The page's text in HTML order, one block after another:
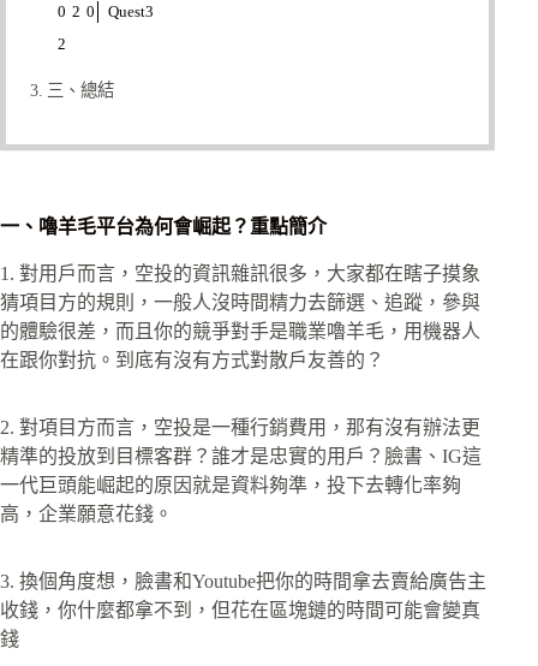
Quest3
三、總結
一、嚕羊毛平台為何會崛起？重點簡介
1. 對用戶而言，空投的資訊雜訊很多，大家都在瞎子摸象
猜項目方的規則，一般人沒時間精力去篩選、追蹤，參與
的體驗很差，而且你的競爭對手是職業嚕羊毛，用機器人
在跟你對抗。到底有沒有方式對散戶友善的？
2. 對項目方而言，空投是一種行銷費用，那有沒有辦法更
精準的投放到目標客群？誰才是忠實的用戶？臉書、IG這
一代巨頭能崛起的原因就是資料夠準，投下去轉化率夠
高，企業願意花錢。
3. 換個角度想，臉書和Youtube把你的時間拿去賣給廣告主
收錢，你什麼都拿不到，但花在區塊鏈的時間可能會變真
錢